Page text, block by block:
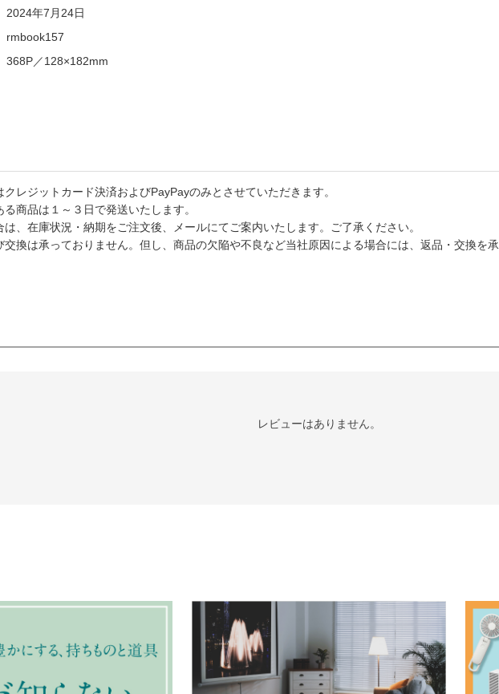
2024年7月24日
rmbook157
368P／128×182mm
クレジットカード決済およびPayPayのみとさせていただきます。
商品は１～３日で発送いたします。
は、在庫状況・納期をご注文後、メールにてご案内いたします。ご了承ください。
交換は承っておりません。但し、商品の欠陥や不良など当社原因による場合には、返品・交換を
レビューはありません。